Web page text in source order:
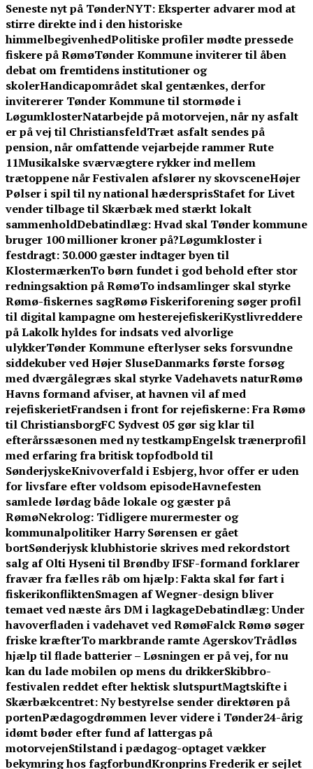
Seneste nyt på TønderNYT:Eksperter advarer mod at
stirre direkte ind i den historiske
himmelbegivenhedPolitiske profiler mødte pressede
fiskere på RømøTønder Kommune inviterer til åben
debat om fremtidens institutioner og
skolerHandicapområdet skal gentænkes, derfor
invitererer Tønder Kommune til stormøde i
LøgumklosterNatarbejde på motorvejen, når ny asfalt
er på vej til ChristiansfeldTræt asfalt sendes på
pension, når omfattende vejarbejde rammer Rute
11Musikalske sværvægtere rykker ind mellem
trætoppene når Festivalen afslører ny skovsceneHøjer
Pølser i spil til ny national hædersprisStafet for Livet
vender tilbage til Skærbæk med stærkt lokalt
sammenholdDebatindlæg: Hvad skal Tønder kommune
bruger 100 millioner kroner på?Løgumkloster i
festdragt: 30.000 gæster indtager byen til
KlostermærkenTo børn fundet i god behold efter stor
redningsaktion på RømøTo indsamlinger skal styrke
Rømø-fiskernes sagRømø Fiskeriforening søger profil
til digital kampagne om hesterejefiskeriKystlivreddere
på Lakolk hyldes for indsats ved alvorlige
ulykkerTønder Kommune efterlyser seks forsvundne
siddekuber ved Højer SluseDanmarks første forsøg
med dværgålegræs skal styrke Vadehavets naturRømø
Havns formand afviser, at havnen vil af med
rejefiskerietFrandsen i front for rejefiskerne: Fra Rømø
til ChristiansborgFC Sydvest 05 gør sig klar til
efterårssæsonen med ny testkampEngelsk trænerprofil
med erfaring fra britisk topfodbold til
SønderjyskeKnivoverfald i Esbjerg, hvor offer er uden
for livsfare efter voldsom episodeHavnefesten
samlede lørdag både lokale og gæster på
RømøNekrolog: Tidligere murermester og
kommunalpolitiker Harry Sørensen er gået
bortSønderjysk klubhistorie skrives med rekordstort
salg af Olti Hyseni til Brøndby IFSF-formand forklarer
fravær fra fælles råb om hjælp: Fakta skal før fart i
fiskerikonfliktenSmagen af Wegner-design bliver
temaet ved næste års DM i lagkageDebatindlæg: Under
havoverfladen i vadehavet ved RømøFalck Rømø søger
friske kræfterTo markbrande ramte AgerskovTrådløs
hjælp til flade batterier – Løsningen er på vej, for nu
kan du lade mobilen op mens du drikkerSkibbro-
festivalen reddet efter hektisk slutspurtMagtskifte i
Skærbækcentret: Ny bestyrelse sender direktøren på
portenPædagogdrømmen lever videre i Tønder24-årig
idømt bøder efter fund af lattergas på
motorvejenStilstand i pædagog-optaget vækker
bekymring hos fagforbundKronprins Frederik er sejlet